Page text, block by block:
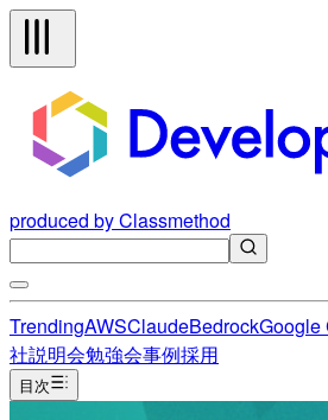
produced by Classmethod
TrendingAWSClaudeBedrockGoogle
社説明会勉強会事例採用
目次